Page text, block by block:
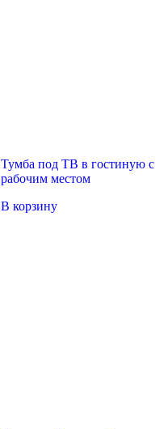
Тумба под ТВ в гостиную с
рабочим местом
В корзину